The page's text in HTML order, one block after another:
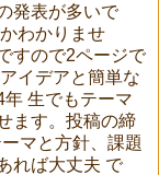
発表が多いで
わかりませ
すので2ページで
イデアと簡単な
生でもテーマ
ます。投稿の締
マと方針、課題
れば大丈夫 で